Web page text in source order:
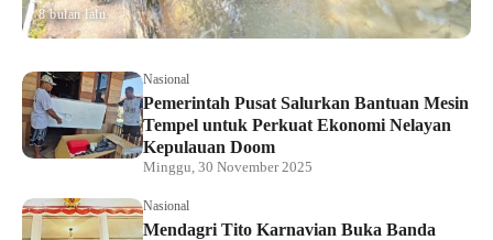
8 bulan lalu
Nasional
Pemerintah Pusat Salurkan Bantuan Mesin
Tempel untuk Perkuat Ekonomi Nelayan
Kepulauan Doom
Minggu, 30 November 2025
Nasional
Mendagri Tito Karnavian Buka Banda